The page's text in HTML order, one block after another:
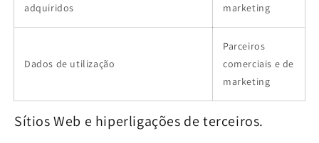
adquiridos
marketing
Dados de utilização
Parceiros
comerciais e de
marketing
Sítios Web e hiperligações de terceiros.